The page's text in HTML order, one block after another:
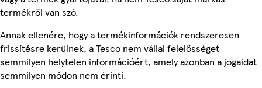
termékről van szó.
Annak ellenére, hogy a termékinformációk rendszeresen
frissítésre kerülnek, a Tesco nem vállal felelősséget
semmilyen helytelen információért, amely azonban a jogaidat
semmilyen módon nem érinti.